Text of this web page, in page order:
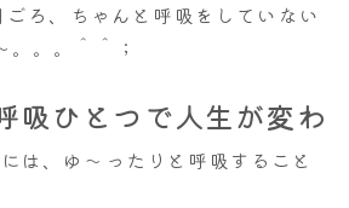
ろ、ちゃんと呼吸をしていない
。。＾＾；
吸ひとつで人生が変わ
は、ゆ～ったりと呼吸すること